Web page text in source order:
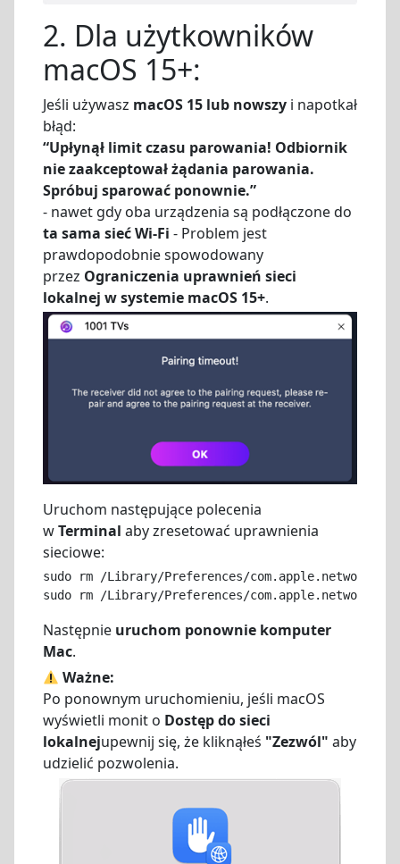
2. Dla użytkowników
macOS 15+:
Jeśli używasz macOS 15 lub nowszy i napotkał
błąd:
“Upłynął limit czasu parowania! Odbiornik
nie zaakceptował żądania parowania.
Spróbuj sparować ponownie.”
- nawet gdy oba urządzenia są podłączone do
ta sama sieć Wi-Fi - Problem jest
prawdopodobnie spowodowany
przez Ograniczenia uprawnień sieci
lokalnej w systemie macOS 15+.
Uruchom następujące polecenia
wTerminal aby zresetować uprawnienia
sieciowe:
sudo rm /Library/Preferences/
sudo rm /Library/Preferences/
Następnie uruchom ponownie komputer
Mac.
Ważne:
Po ponownym uruchomieniu, jeśli macOS
wyświetli monit o Dostęp do sieci
lokalnejupewnij się, że kliknąłeś "Zezwól" aby
udzielić pozwolenia.